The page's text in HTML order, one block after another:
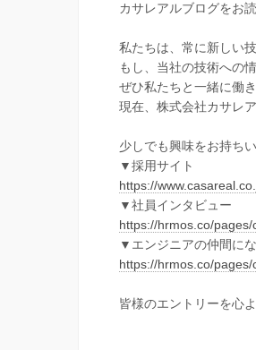
カサレアルブログをお
私たちは、常に新しい
もし、当社の技術への
ぜひ私たちと一緒に働
現在、株式会社カサレ
少しでも興味をお持ち
▼採用サイト
https://
▼社員インタビュー
https://hrmos.co/
▼エンジニアの仲間に
https://hrmos.co/
皆様のエントリーを心